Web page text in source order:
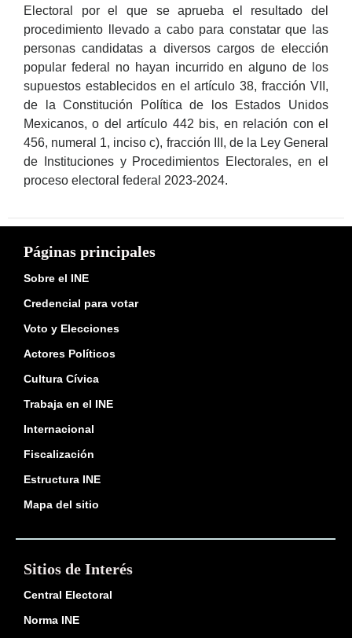
Electoral por el que se aprueba el resultado del
procedimiento llevado a cabo para constatar que las
personas candidatas a diversos cargos de elección
popular federal no hayan incurrido en alguno de los
supuestos establecidos en el artículo 38, fracción VII,
de la Constitución Política de los Estados Unidos
Mexicanos, o del artículo 442 bis, en relación con el
456, numeral 1, inciso c), fracción III, de la Ley General
de Instituciones y Procedimientos Electorales, en el
proceso electoral federal 2023-2024.
Páginas principales
Sobre el INE
Credencial para votar
Voto y Elecciones
Actores Políticos
Cultura Cívica
Trabaja en el INE
Internacional
Fiscalización
Estructura INE
Mapa del sitio
Sitios de Interés
Central Electoral
Norma INE